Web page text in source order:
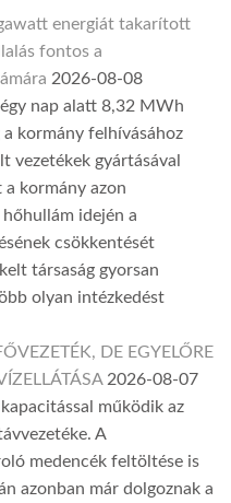
energiát takarított
fontos a
2026-08-08
nap alatt 8,32 MWh
kormány felhívásához
vezetékek gyártásával
kormány azon
idején a
csökkentését
társaság gyorsan
olyan intézkedést
DE EGYELŐRE
2026-08-07
működik az
A
medencék feltöltése is
azonban már dolgoznak a